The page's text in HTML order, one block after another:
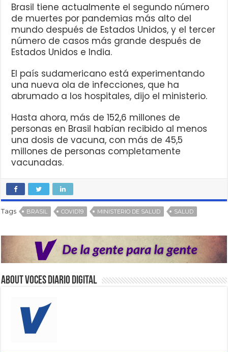
Brasil tiene actualmente el segundo número
de muertes por pandemias más alto del
mundo después de Estados Unidos, y el tercer
número de casos más grande después de
Estados Unidos e India.
El país sudamericano está experimentando
una nueva ola de infecciones, que ha
abrumado a los hospitales, dijo el ministerio.
Hasta ahora, más de 152,6 millones de
personas en Brasil habían recibido al menos
una dosis de vacuna, con más de 45,5
millones de personas completamente
vacunadas.
Tags BRASIL COVID19 MINISTERIO DE SALUD SALUD
About VOCES Diario digital